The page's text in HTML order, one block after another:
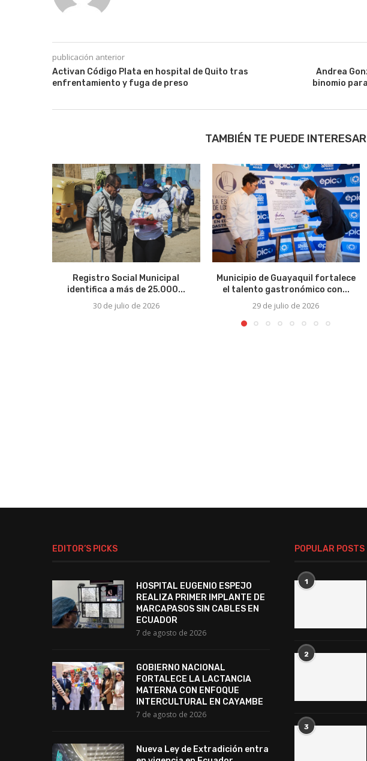
publicación anterior
Activan Código Plata en hospital de Quito tras
enfrentamiento y fuga de preso
Andrea
binomio
TAMBIÉN TE PUEDE INTERESAR
Registro Social Municipal
identifica a más de 25.000...
30 de julio de 2026
Municipio de Guayaquil fortalece
el talento gastronómico con...
29 de julio de 2026
EDITOR’S PICKS
HOSPITAL EUGENIO ESPEJO
REALIZA PRIMER IMPLANTE DE
MARCAPASOS SIN CABLES EN
ECUADOR
7 de agosto de 2026
GOBIERNO NACIONAL
FORTALECE LA LACTANCIA
MATERNA CON ENFOQUE
INTERCULTURAL EN CAYAMBE
7 de agosto de 2026
Nueva Ley de Extradición entra
POPULAR POSTS
1
2
3